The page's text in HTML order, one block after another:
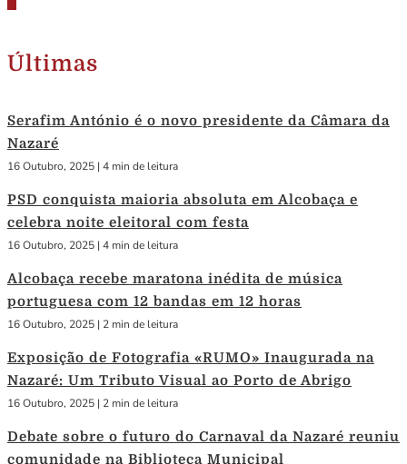
Últimas
Serafim António é o novo presidente da Câmara da
Nazaré
16 Outubro, 2025 | 4 min de leitura
PSD conquista maioria absoluta em Alcobaça e
celebra noite eleitoral com festa
16 Outubro, 2025 | 4 min de leitura
Alcobaça recebe maratona inédita de música
portuguesa com 12 bandas em 12 horas
16 Outubro, 2025 | 2 min de leitura
Exposição de Fotografia «RUMO» Inaugurada na
Nazaré: Um Tributo Visual ao Porto de Abrigo
16 Outubro, 2025 | 2 min de leitura
Debate sobre o futuro do Carnaval da Nazaré reuniu
comunidade na Biblioteca Municipal